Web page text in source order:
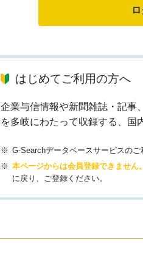
はじめてご利用の方へ
企業与信情報や新聞雑誌・記事
を多岐にわたって収録する、国
G-Searchデータベースサービスのご
本ページからは会員登録できません
に戻り、ご登録ください。